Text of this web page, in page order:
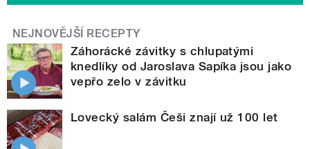
NEJNOVĚJŠÍ RECEPTY
Záhorácké závitky s chlupatými
knedlíky od Jaroslava Sapíka jsou jako
vepřo zelo v závitku
Lovecký salám Češi znají už 100 let